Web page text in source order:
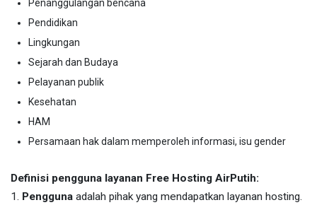
Penanggulangan bencana
Pendidikan
Lingkungan
Sejarah dan Budaya
Pelayanan publik
Kesehatan
HAM
Persamaan hak dalam memperoleh informasi, isu gender
Definisi pengguna layanan Free Hosting AirPutih:
1. Pengguna adalah pihak yang mendapatkan layanan hosting.